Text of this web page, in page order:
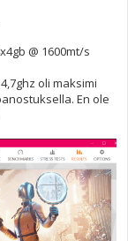
@ 1600mt/s
oli maksimi
En ole